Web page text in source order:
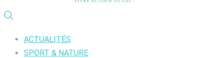
ACTUALITÉS
SPORT & NATURE